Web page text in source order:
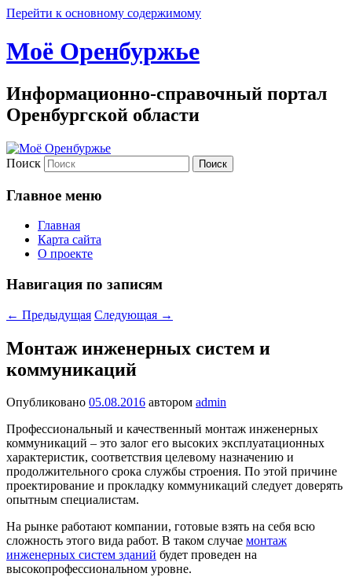
Перейти к основному содержимому
Моё Оренбуржье
Информационно-справочный портал
Оренбургской области
Поиск
Главное меню
Главная
Карта сайта
О проекте
Навигация по записям
← Предыдущая Следующая →
Монтаж инженерных систем и
коммуникаций
Опубликовано 05.08.2016 автором admin
Профессиональный и качественный монтаж инженерных
коммуникаций – это залог его высоких эксплуатационных
характеристик, соответствия целевому назначению и
продолжительного срока службы строения. По этой причине
проектирование и прокладку коммуникаций следует доверять
опытным специалистам.
На рынке работают компании, готовые взять на себя всю
сложность этого вида работ. В таком случае монтаж
инженерных систем зданий будет проведен на
высокопрофессиональном уровне.